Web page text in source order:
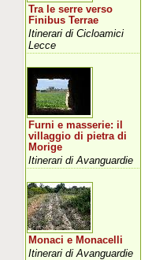
Tra le serre verso
Finibus Terrae
Itinerari di Cicloamici
Lecce
Furni e masserie: il
villaggio di pietra di
Morige
Itinerari di Avanguardie
Monaci e Monacelli
Itinerari di Avanguardie